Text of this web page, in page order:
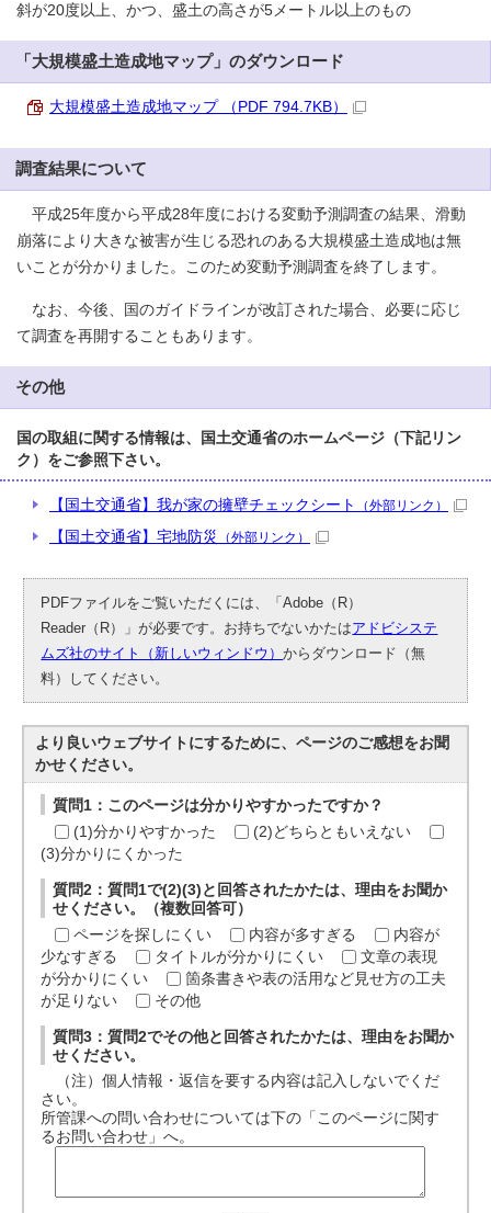
斜が20度以上、かつ、盛土の高さが5メートル以上のもの
「大規模盛土造成地マップ」のダウンロード
大規模盛土造成地マップ （PDF 794.7KB）
調査結果について
平成25年度から平成28年度における変動予測調査の結果、滑動
崩落により大きな被害が生じる恐れのある大規模盛土造成地は無
いことが分かりました。このため変動予測調査を終了します。
なお、今後、国のガイドラインが改訂された場合、必要に応じ
て調査を再開することもあります。
その他
国の取組に関する情報は、国土交通省のホームページ（下記リン
ク）をご参照下さい。
【国土交通省】我が家の擁壁チェックシート （外部リンク）
【国土交通省】宅地防災 （外部リンク）
PDFファイルをご覧いただくには、「Adobe（R）
Reader（R）」が必要です。お持ちでないかたはアドビシステ
ムズ社のサイト（新しいウィンドウ）からダウンロード（無
料）してください。
より良いウェブサイトにするために、ページのご感想をお聞
かせください。
質問1：このページは分かりやすかったですか？
(1)分かりやすかった
(2)どちらともいえない
(3)分かりにくかった
質問2：質問1で(2)(3)と回答されたかたは、理由をお聞か
せください。（複数回答可）
ページを探しにくい
内容が多すぎる
内容が
少なすぎる
タイトルが分かりにくい
文章の表現
が分かりにくい
箇条書きや表の活用など見せ方の工夫
が足りない
その他
質問3：質問2でその他と回答されたかたは、理由をお聞か
せください。
（注）個人情報・返信を要する内容は記入しないでくだ
さい。
所管課への問い合わせについては下の「このページに関す
るお問い合わせ」へ。